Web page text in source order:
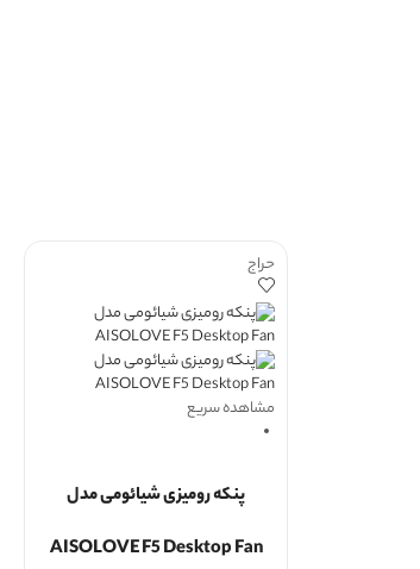
حراج
مشاهده سریع
پنکه رومیزی شیائومی مدل
AISOLOVE F5 Desktop Fan